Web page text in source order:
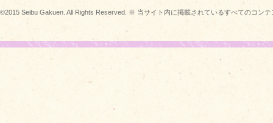
©2015 Seibu Gakuen. All Rights Reserved. ※ 当サイト内に掲載されているすべてのコン